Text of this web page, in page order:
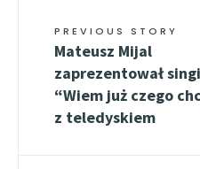
PREVIOUS STORY
Mateusz Mijal
zaprezentował
“Wiem już czego
z teledyskiem